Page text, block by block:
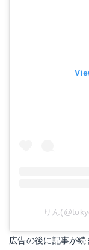
りん
広告の後に記事が続